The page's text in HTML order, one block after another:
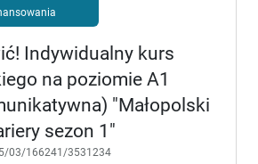
Indywidualny kurs
na poziomie A1
"Małopolski
sezon 1"
03/166241/3531234